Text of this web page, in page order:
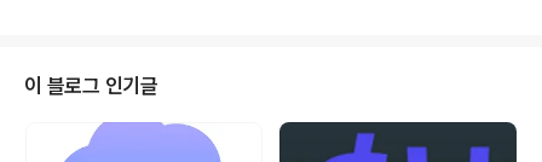
은 OLED 디스플레이를 채용한 Optimus Maximus Ke
yboard 이지요..아무래도 주변 광원에 구애받지 않는 시
인성을 고려한다면 당연 OLED를 채택하는 것이 좋겠지
만, 가격이 넘사벽일 수 밖에 없습니다. OMK의 경우 아마
이 블로그 인기글